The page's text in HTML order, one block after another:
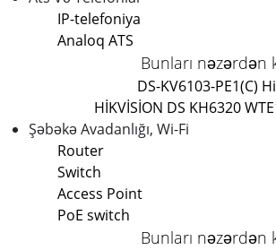
IP-telefoniya
Analoq ATS
Bunları nəzərdən
DS-KV6103-PE1(C)
HİKVİSİON DS KH6320
Şəbəkə Avadanlığı, Wi-Fi
Router
Switch
Access Point
PoE switch
Bunları nəzərdən